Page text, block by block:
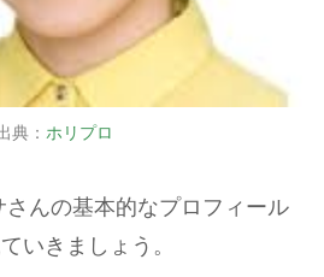
典： ホリプロ
さんの基本的なプロフィール
いきましょう。